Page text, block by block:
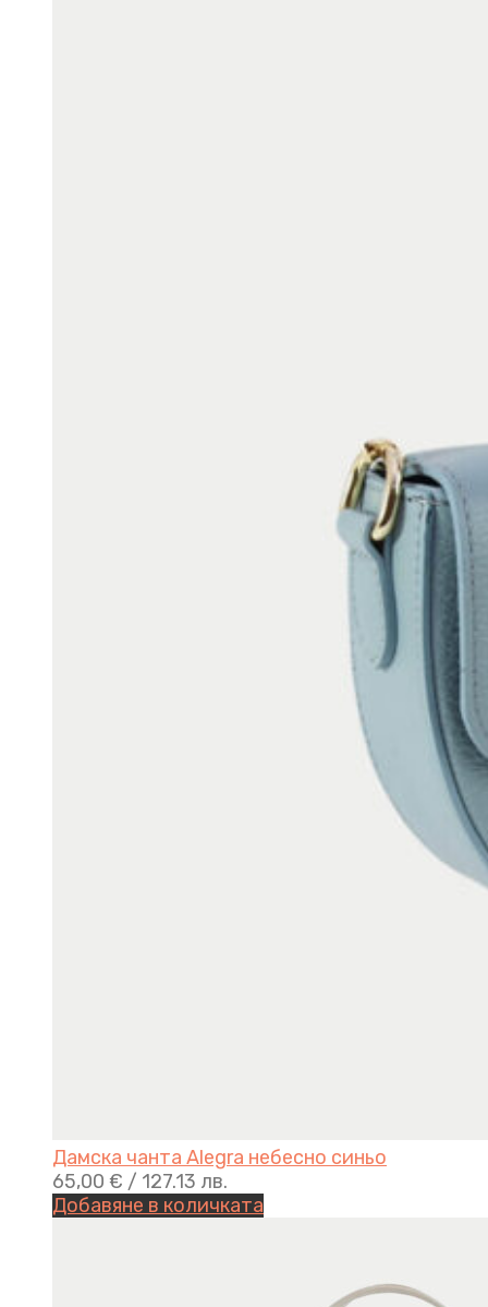
Дамска чанта Alegra небесно синьо
65,00 € / 127.13 лв.
Добавяне в количката